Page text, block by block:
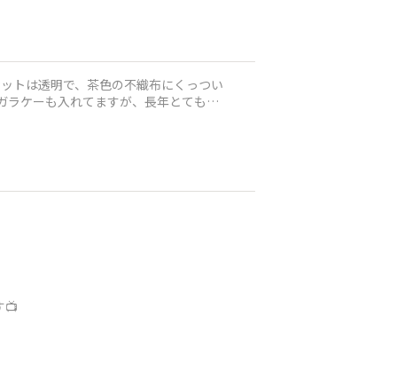
トは透明で、茶色の不織布にくっつい
ラケーも入れてますが、長年とても重
️📺